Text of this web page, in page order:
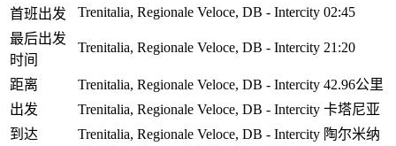
首班出发
Trenitalia, Regionale Veloce, DB - Intercity 02:45
最后出发
时间
Trenitalia, Regionale Veloce, DB - Intercity 21:20
距离 Trenitalia, Regionale Veloce, DB - Intercity 42.96公里
出发
Trenitalia, Regionale Veloce, DB - Intercity 卡塔尼亚
到达
Trenitalia, Regionale Veloce, DB - Intercity 陶尔米纳